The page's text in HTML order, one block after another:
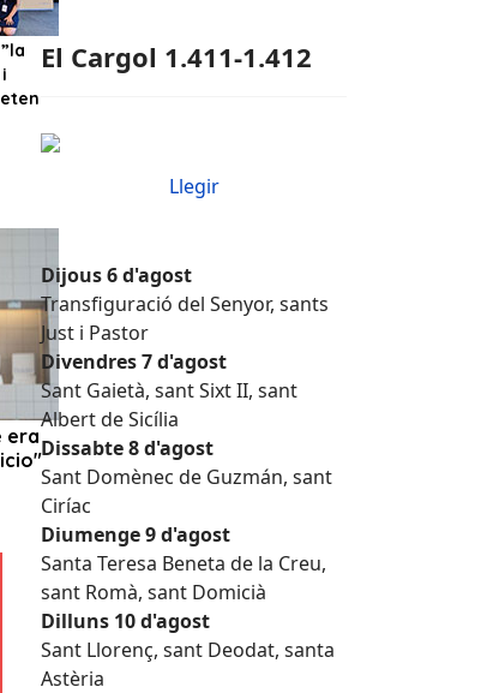
El Cargol 1.411-1.412
Llegir
Dijous 6 d'agost
Transfiguració del Senyor, sants
Just i Pastor
Divendres 7 d'agost
Sant Gaietà, sant Sixt II, sant
Albert de Sicília
Dissabte 8 d'agost
Sant Domènec de Guzmán, sant
Ciríac
Diumenge 9 d'agost
Santa Teresa Beneta de la Creu,
sant Romà, sant Domicià
Dilluns 10 d'agost
Sant Llorenç, sant Deodat, santa
Astèria